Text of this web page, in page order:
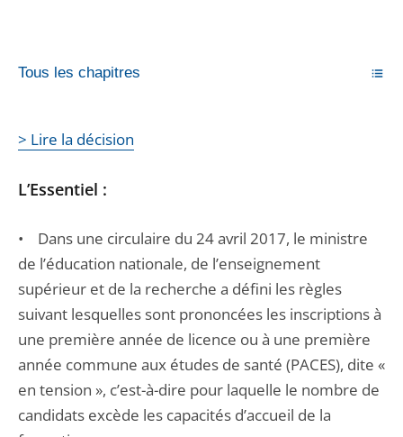
Tous les chapitres
> Lire la décision
L’Essentiel :
• Dans une circulaire du 24 avril 2017, le ministre
de l’éducation nationale, de l’enseignement
supérieur et de la recherche a défini les règles
suivant lesquelles sont prononcées les inscriptions à
une première année de licence ou à une première
année commune aux études de santé (PACES), dite «
en tension », c’est-à-dire pour laquelle le nombre de
candidats excède les capacités d’accueil de la